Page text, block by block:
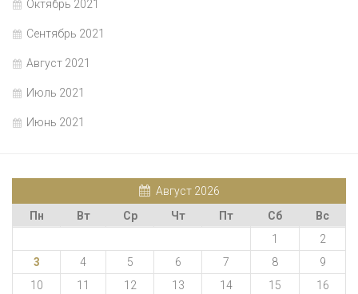
Октябрь 2021
Сентябрь 2021
Август 2021
Июль 2021
Июнь 2021
Август 2026
Пн
Вт Ср Чт Пт Сб
Вс
1
2
3
4 5 6 7 8
9
10
11 12 13 14 15
16